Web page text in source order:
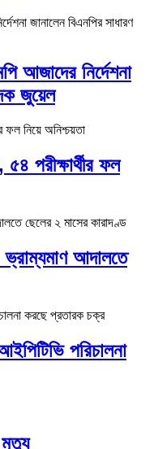
আজাদের নির্দেশনা
জুয়েল
পরীক্ষার্থীর ফল
ভ্রাম্যমাণ আদালতে
পরিচালনা
মৃত্যু